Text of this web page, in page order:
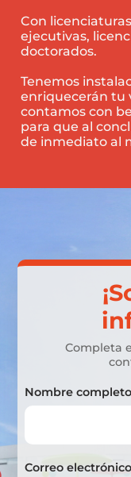
Con
ejecutivas,
doctorados.
Tenemos
enriquecerán tu
contamos con
para que al
de inmediato al
Completa
Nombre
Correo